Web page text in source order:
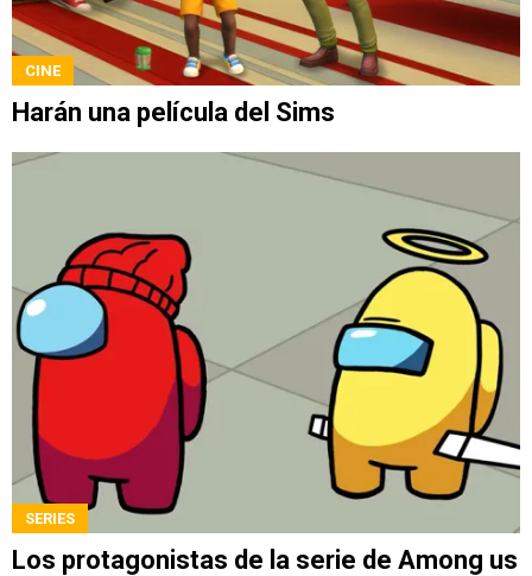
CINE
Harán una película del Sims
SERIES
Los protagonistas de la serie de Among us